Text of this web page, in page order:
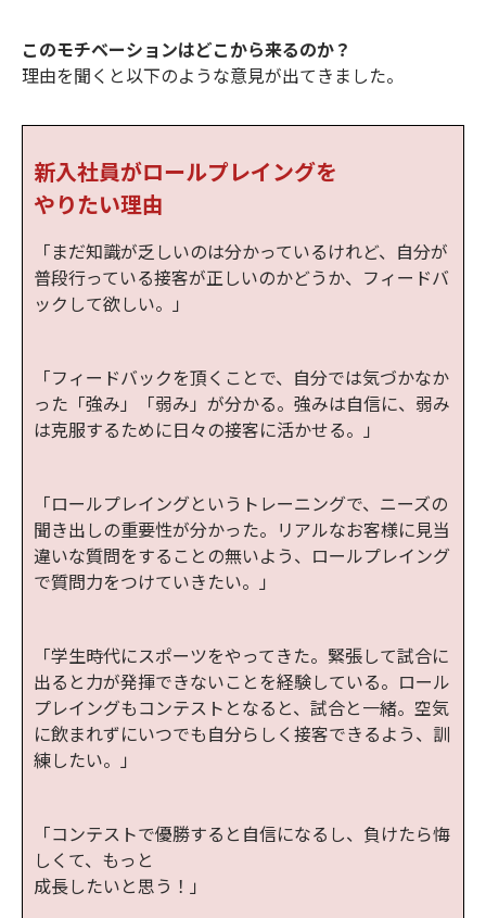
このモチベーションはどこから来るのか？
理由を聞くと以下のような意見が出てきました。
新入社員がロールプレイングを
やりたい理由
「まだ知識が乏しいのは分かっているけれど、自分が
普段行っている接客が正しいのかどうか、フィードバ
ックして欲しい。」
「フィードバックを頂くことで、自分では気づかなか
った「強み」「弱み」が分かる。強みは自信に、弱み
は克服するために日々の接客に活かせる。」
「ロールプレイングというトレーニングで、ニーズの
聞き出しの重要性が分かった。リアルなお客様に見当
違いな質問をすることの無いよう、ロールプレイング
で質問力をつけていきたい。」
「学生時代にスポーツをやってきた。緊張して試合に
出ると力が発揮できないことを経験している。ロール
プレイングもコンテストとなると、試合と一緒。空気
に飲まれずにいつでも自分らしく接客できるよう、訓
練したい。」
「コンテストで優勝すると自信になるし、負けたら悔
しくて、もっと
成長したいと思う！」